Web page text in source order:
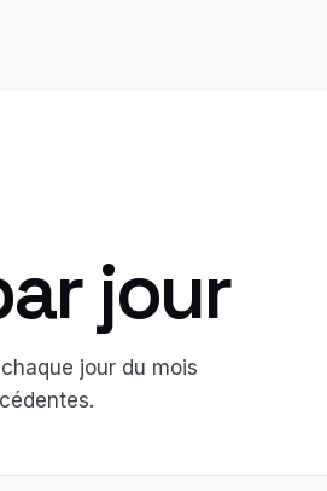
jour
jour du mois